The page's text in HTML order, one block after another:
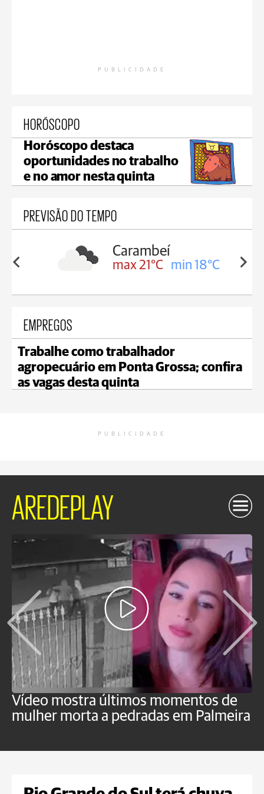
PUBLICIDADE
HORÓSCOPO
Horóscopo destaca
oportunidades no trabalho
e no amor nesta quinta
PREVISÃO DO TEMPO
19°C
Carambeí
max 21°C min 18°C
EMPREGOS
Trabalhe como trabalhador
agropecuário em Ponta Grossa; confira
as vagas desta quinta
PUBLICIDADE
AREDEPLAY
Vídeo mostra últimos momentos de
mulher morta a pedradas em Palmeira